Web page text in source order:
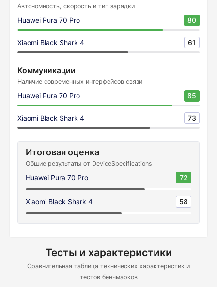
Автономность, скорость и тип зарядки
Huawei Pura 70 Pro 80
Xiaomi Black Shark 4 61
Коммуникации
Наличие современных интерфейсов связи
Huawei Pura 70 Pro 85
Xiaomi Black Shark 4 73
Итоговая оценка
Общие результаты от DeviceSpecifications
Huawei Pura 70 Pro 72
Xiaomi Black Shark 4 58
Тесты и характеристики
Сравнительная таблица технических характеристик и
тестов бенчмарков